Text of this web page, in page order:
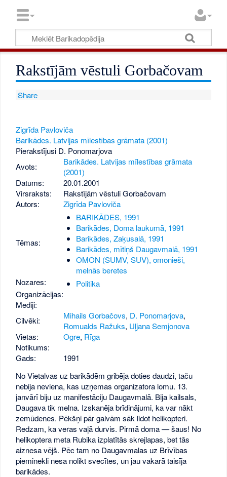
Rakstījām vēstuli Gorbačovam
Share
Zigrīda Pavloviča
Barikādes. Latvijas mīlestības grāmata (2001)
Pierakstījusi D. Ponomarjova
Avots:
Barikādes. Latvijas mīlestības grāmata
(2001)
Datums:
20.01.2001
Virsraksts:
Rakstījām vēstuli Gorbačovam
Autors:
Zigrīda Pavloviča
Tēmas:
BARIKĀDES, 1991
Barikādes, Doma laukumā, 1991
Barikādes, Zaķusalā, 1991
Barikādes, mītiņš Daugavmalā, 1991
OMON (SUMV, SUV), omonieši,
melnās beretes
Nozares:
Politika
Organizācijas:
Mediji:
Cilvēki:
Mihails Gorbačovs, D. Ponomarjova,
Romualds Ražuks, Uļjana Semjonova
Vietas:
Ogre, Rīga
Notikums:
Gads:
1991
No Vietalvas uz barikādēm gribēja doties daudzi, taču
nebija neviena, kas uzņemas organizatora lomu. 13.
janvārī biju uz manifestāciju Daugavmalā. Bija kailsals,
Daugava tik melna. Izskanēja brīdinājumi, ka var nākt
zemūdenes. Pēkšņi pār galvām sāk lidot helikopteri.
Redzam, ka veras vaļā durvis. Pirmā doma — šaus! No
helikoptera meta Rubika izplatītās skrejlapas, bet tās
aiznesa vējš. Pēc tam no Daugavmalas uz Brīvības
pieminekli nesa nolikt svecītes, un jau vakarā taisīja
barikādes.